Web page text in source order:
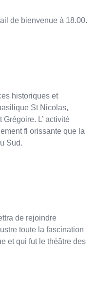
de bienvenue à 18.00.
historiques et
St Nicolas,
Grégoire. L’ activité
fl orissante que la
Sud.
de rejoindre
toute la fascination
et qui fut le théâtre des